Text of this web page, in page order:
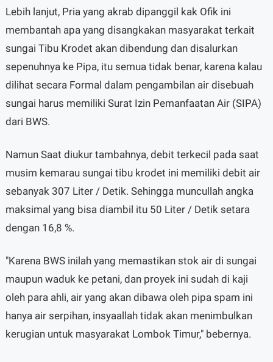
Lebih lanjut, Pria yang akrab dipanggil kak Ofik ini
membantah apa yang disangkakan masyarakat terkait
sungai Tibu Krodet akan dibendung dan disalurkan
sepenuhnya ke Pipa, itu semua tidak benar, karena kalau
dilihat secara Formal dalam pengambilan air disebuah
sungai harus memiliki Surat Izin Pemanfaatan Air (SIPA)
dari BWS.
Namun Saat diukur tambahnya, debit terkecil pada saat
musim kemarau sungai tibu krodet ini memiliki debit air
sebanyak 307 Liter / Detik. Sehingga muncullah angka
maksimal yang bisa diambil itu 50 Liter / Detik setara
dengan 16,8 %.
"Karena BWS inilah yang memastikan stok air di sungai
maupun waduk ke petani, dan proyek ini sudah di kaji
oleh para ahli, air yang akan dibawa oleh pipa spam ini
hanya air serpihan, insyaallah tidak akan menimbulkan
kerugian untuk masyarakat Lombok Timur," bebernya.